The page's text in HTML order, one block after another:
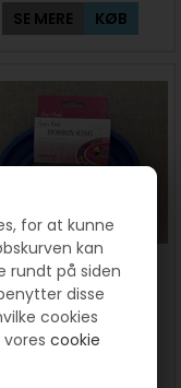
for at kunne
kan
rundt på siden
disse
cookies
vorescookie
SE MERE KØB
ring til spoler - oval
Blå fra Sew Mate
75,00DKK